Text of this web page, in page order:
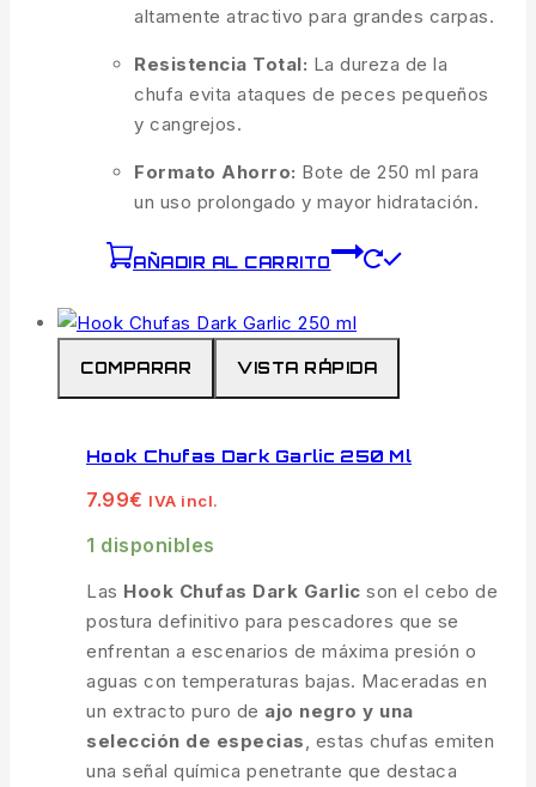
altamente atractivo para grandes carpas.
Resistencia Total: La dureza de la
chufa evita ataques de peces pequeños
y cangrejos.
Formato Ahorro: Bote de 250 ml para
un uso prolongado y mayor hidratación.
AÑADIR AL CARRITO
COMPARAR VISTA RÁPIDA
Hook Chufas Dark Garlic 250 Ml
7.99€ IVA incl.
1 disponibles
Las Hook Chufas Dark Garlic son el cebo de
postura definitivo para pescadores que se
enfrentan a escenarios de máxima presión o
aguas con temperaturas bajas. Maceradas en
un extracto puro de ajo negro y una
selección de especias , estas chufas emiten
una señal química penetrante que destaca